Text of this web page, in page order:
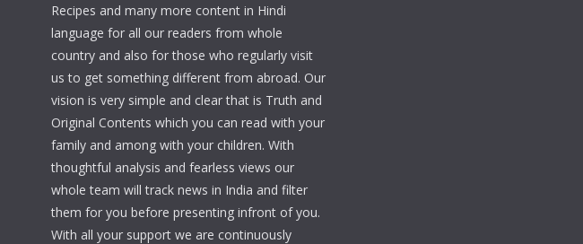
Recipes and many more content in Hindi
language for all our readers from whole
country and also for those who regularly visit
us to get something different from abroad. Our
vision is very simple and clear that is Truth and
Original Contents which you can read with your
family and among with your children. With
thoughtful analysis and fearless views our
whole team will track news in India and filter
them for you before presenting infront of you.
With all your support we are continuously